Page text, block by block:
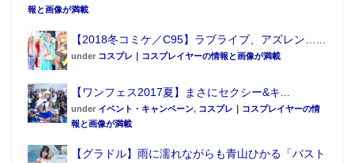
報と画像が満載
【2018冬コミケ／C95】ラブライブ、アズレン…...
under コスプレ｜コスプレイヤーの情報と画像が満載
【ワンフェス2017夏】まさにセクシー&キ...
under イベント・キャンペーン, コスプレ｜コスプレイヤーの情
報と画像が満載
【グラドル】雨に濡れながらも青山ひかる「バスト